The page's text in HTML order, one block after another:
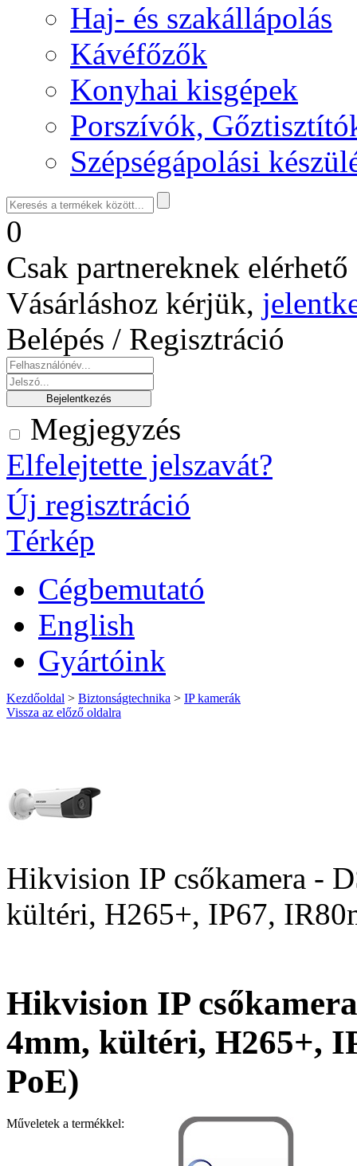
Haj- és szakállápolás
Kávéfőzők
Konyhai kisgépek
Porszívók,
Szépségápolási
0
Csak partnereknek
Vásárláshoz kérjük,
Belépés / Regisztráció
Megjegyzés
Elfelejtette jelszavát?
Új regisztráció
Térkép
Cégbemutató
English
Gyártóink
Kezdőoldal > Biztonságtechnika > IP kamerák
Vissza az előző oldalra
Hikvision IP csőkamera -
kültéri, H265+, IP67,
Hikvision IP
4mm, kültéri, H265+,
PoE)
Műveletek a termékkel: